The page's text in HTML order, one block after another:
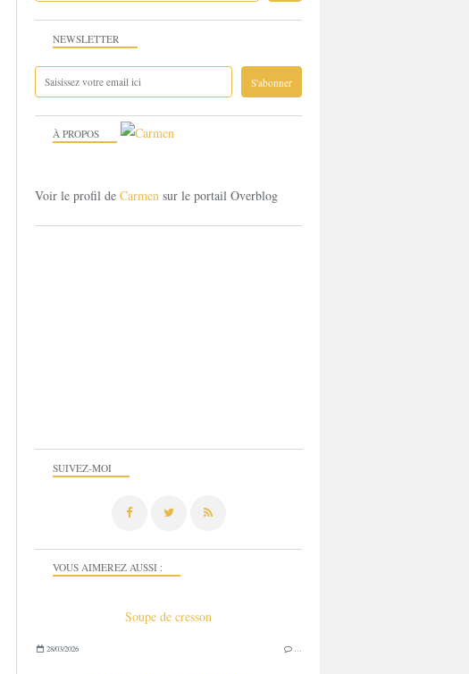
NEWSLETTER
SUIVEZ-MOI
À PROPOS
Voir le profil de Carmen sur le portail Overblog
VOUS AIMEREZ AUSSI :
Soupe de cresson
28/03/2026